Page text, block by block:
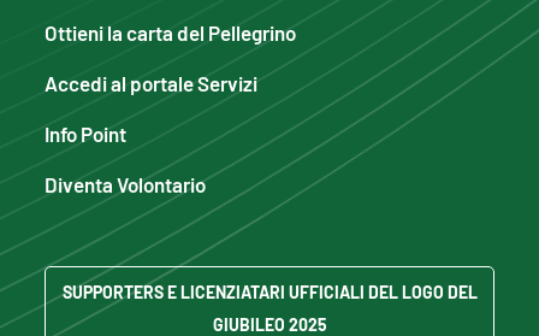
Ottieni la carta del Pellegrino
Accedi al portale Servizi
Info Point
Diventa Volontario
SUPPORTERS E LICENZIATARI UFFICIALI DEL LOGO DEL
GIUBILEO 2025